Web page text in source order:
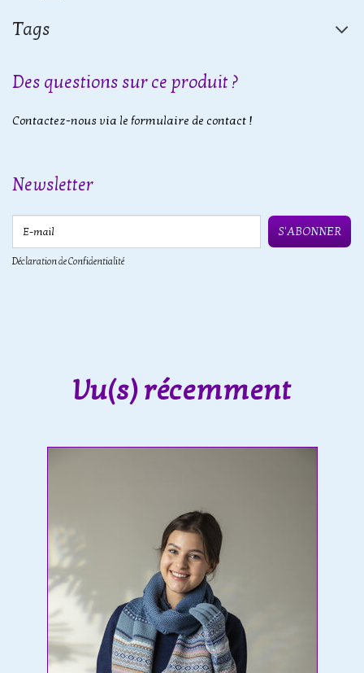
Tags
Des questions sur ce produit ?
Contactez-nous via le formulaire de contact !
Newsletter
S'ABONNER
Déclaration de Confidentialité
Vu(s) récemment